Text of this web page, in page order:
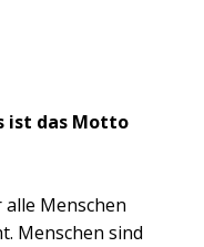
ist das Motto
Menschen
Menschen sind